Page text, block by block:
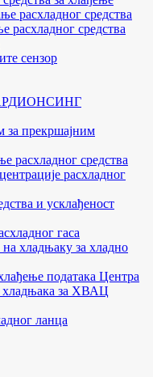
расхладног средства
расхладног средства
сензор
за прекршајним
расхладног средства
расхладног
и усклађеност
гаса
хладњаку за хладно
података Центра
за ХВАЦ
ланца